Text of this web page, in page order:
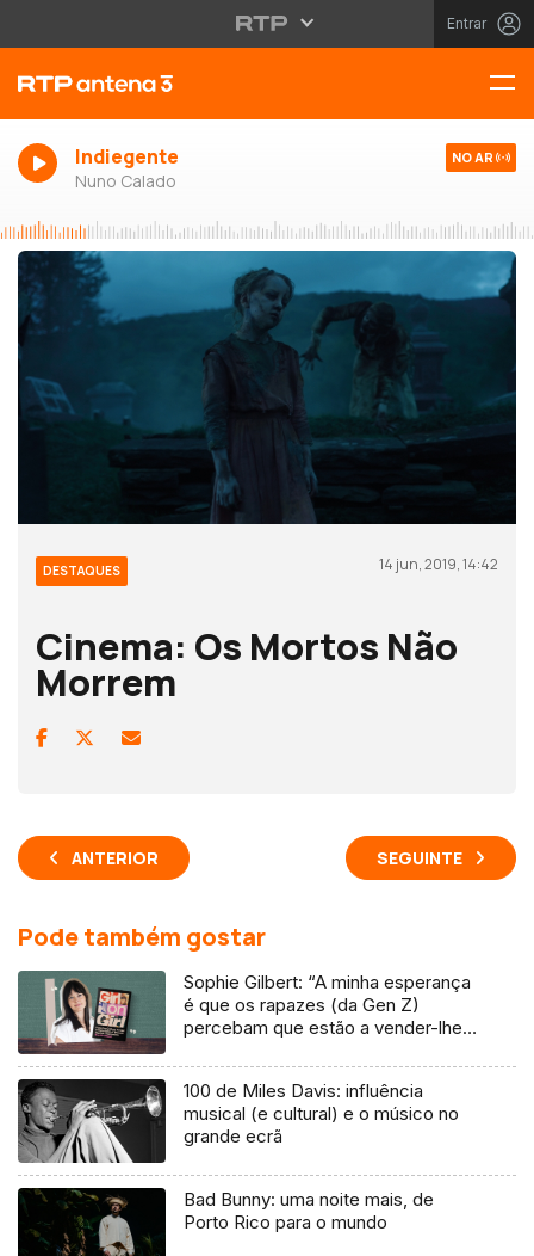
Entrar
Indiegente
Nuno Calado
NO AR
DESTAQUES 14 jun, 2019, 14:42
Cinema: Os Mortos Não
Morrem
ANTERIOR SEGUINTE
Pode também gostar
Sophie Gilbert: “A minha esperança
é que os rapazes (da Gen Z)
percebam que estão a vender-lhes
100 de Miles Davis: influência
musical (e cultural) e o músico no
grande ecrã
Bad Bunny: uma noite mais, de
Porto Rico para o mundo